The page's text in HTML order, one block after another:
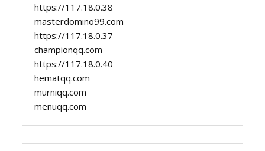
https://117.18.0.38
masterdomino99.com
https://117.18.0.37
championqq.com
https://117.18.0.40
hematqq.com
murniqq.com
menuqq.com